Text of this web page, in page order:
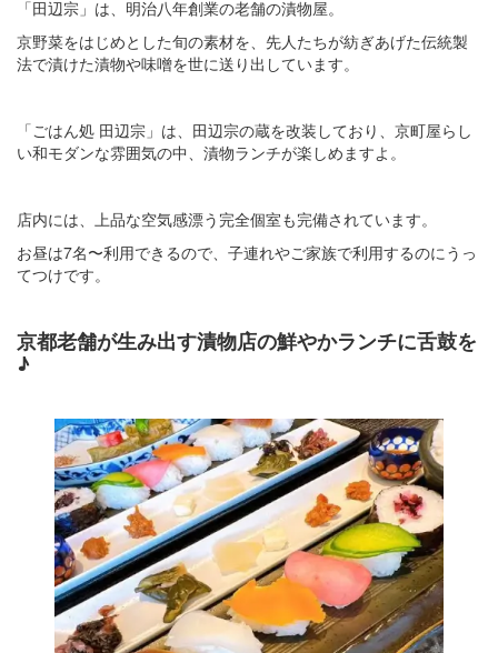
「田辺宗」は、明治八年創業の老舗の漬物屋。
京野菜をはじめとした旬の素材を、先人たちが紡ぎあげた伝統製
法で漬けた漬物や味噌を世に送り出しています。
「ごはん処 田辺宗」は、田辺宗の蔵を改装しており、京町屋らし
い和モダンな雰囲気の中、漬物ランチが楽しめますよ。
店内には、上品な空気感漂う完全個室も完備されています。
お昼は7名〜利用できるので、子連れやご家族で利用するのにうっ
てつけです。
京都老舗が生み出す漬物店の鮮やかランチに舌鼓を
♪